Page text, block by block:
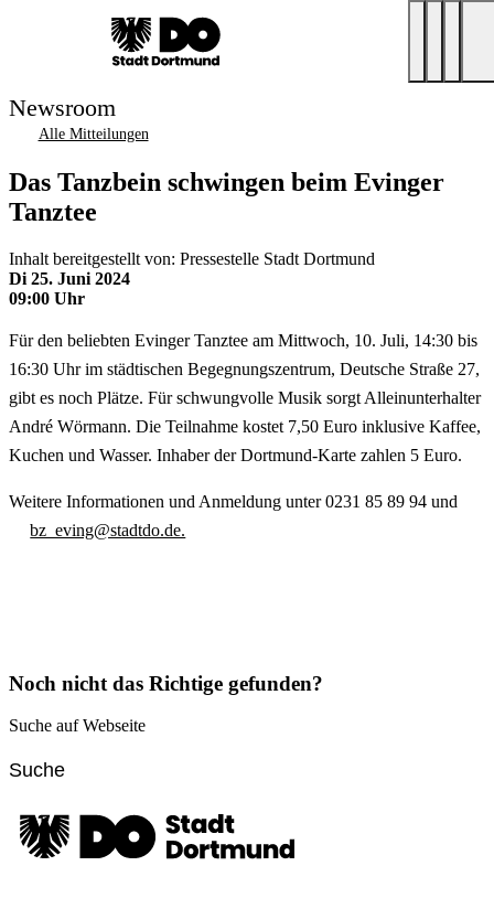
Newsroom
Alle Mitteilungen
Das Tanzbein schwingen beim Evinger
Tanztee
Inhalt bereitgestellt von: Pressestelle Stadt Dortmund
Di 25. Juni 2024
09:00 Uhr
Für den beliebten Evinger Tanztee am Mittwoch, 10. Juli, 14:30 bis
16:30 Uhr im städtischen Begegnungszentrum, Deutsche Straße 27,
gibt es noch Plätze. Für schwungvolle Musik sorgt Alleinunterhalter
André Wörmann. Die Teilnahme kostet 7,50 Euro inklusive Kaffee,
Kuchen und Wasser. Inhaber der Dortmund-Karte zahlen 5 Euro.
Weitere Informationen und Anmeldung unter 0231 85 89 94 und
bz_eving@stadtdo.de.
Noch nicht das Richtige gefunden?
Suche auf Webseite